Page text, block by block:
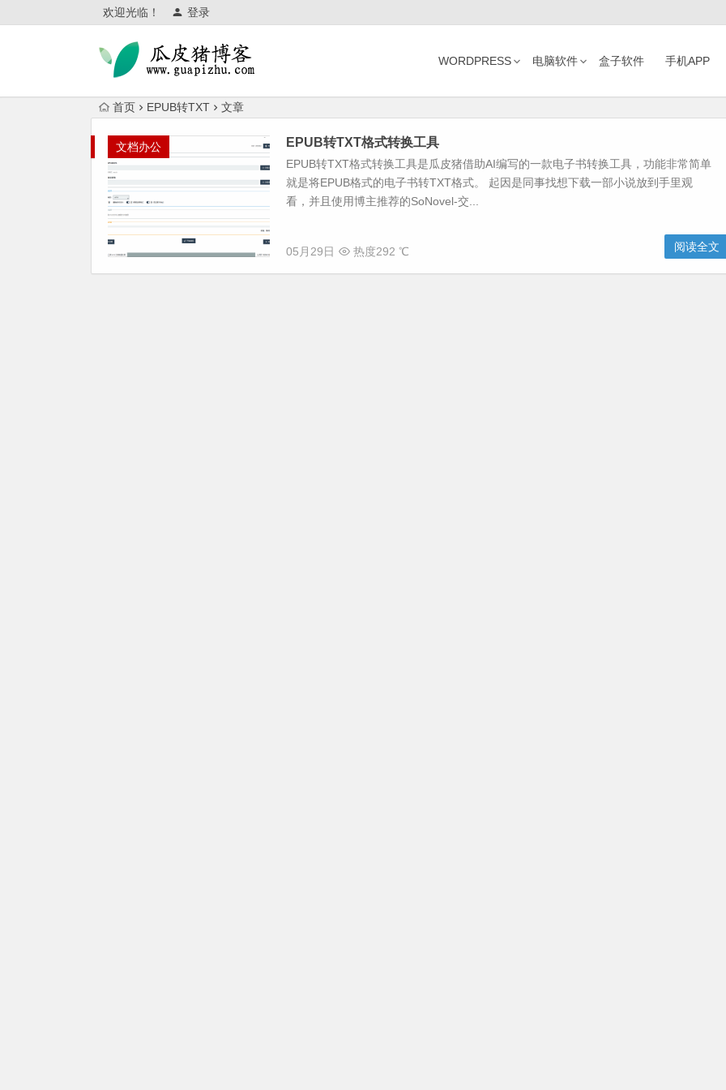
欢迎光临！ 登录
WORDPRESS 电脑软件 盒子软件 手机APP
首页 EPUB转TXT 文章
文档办公 EPUB转TXT格式转换工具
EPUB转TXT格式转换工具是瓜皮猪借助AI编写的一款电子书转换工具，功能非常简单
就是将EPUB格式的电子书转TXT格式。 起因是同事找想下载一部小说放到手里观
看，并且使用博主推荐的SoNovel-交...
05月29日 热度292 ℃ 阅读全文